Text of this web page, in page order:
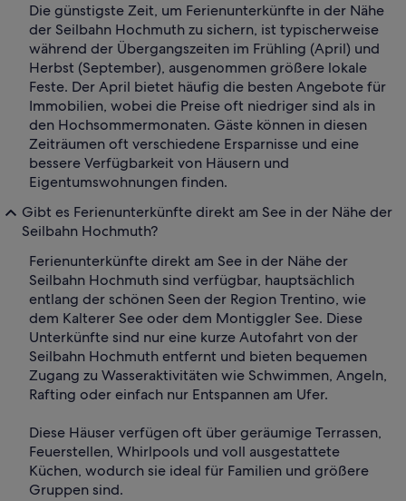
Die günstigste Zeit, um Ferienunterkünfte in der Nähe
der Seilbahn Hochmuth zu sichern, ist typischerweise
während der Übergangszeiten im Frühling (April) und
Herbst (September), ausgenommen größere lokale
Feste. Der April bietet häufig die besten Angebote für
Immobilien, wobei die Preise oft niedriger sind als in
den Hochsommermonaten. Gäste können in diesen
Zeiträumen oft verschiedene Ersparnisse und eine
bessere Verfügbarkeit von Häusern und
Eigentumswohnungen finden.
Gibt es Ferienunterkünfte direkt am See in der Nähe der
Seilbahn Hochmuth?
Ferienunterkünfte direkt am See in der Nähe der
Seilbahn Hochmuth sind verfügbar, hauptsächlich
entlang der schönen Seen der Region Trentino, wie
dem Kalterer See oder dem Montiggler See. Diese
Unterkünfte sind nur eine kurze Autofahrt von der
Seilbahn Hochmuth entfernt und bieten bequemen
Zugang zu Wasseraktivitäten wie Schwimmen, Angeln,
Rafting oder einfach nur Entspannen am Ufer.
Diese Häuser verfügen oft über geräumige Terrassen,
Feuerstellen, Whirlpools und voll ausgestattete
Küchen, wodurch sie ideal für Familien und größere
Gruppen sind.